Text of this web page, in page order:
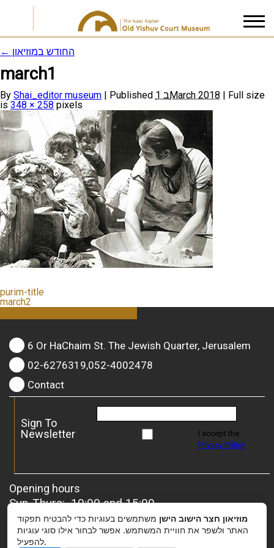
I accept the
← החודש במוזיאון
march1
By Shai_editor museum | Published 1 בMarch 2018 | Full size
is 348 × 258 pixels
purim-title
march2
6 Or HaChaim St. The Jewish Quarter, Jerusalem
02-6276319,052-4002478
Contact
Sign To
Newsletter
I accept the
Privacy Policy
Opening hours
Sun-Thurs: 10:00 and 15:00
Friday: 10:00 and 13:00
For groups– it is possible to coordinate a special
opening.
מוזיאון חצר הישוב הישן משתמשים בעוגיות כדי להבטיח תפקוד
האתר ולשפר את חוויית המשתמש. אפשר לבחור אילו סוגי עוגיות
להפעיל.